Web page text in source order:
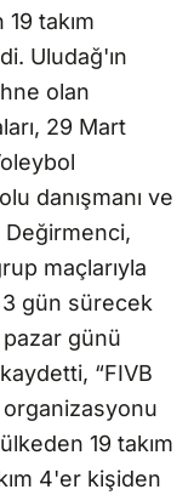
takım
Uludağ'ın
olan
29 Mart
danışmanı ve
maçlarıyla
3 gün sürecek
pazar günü
“FIVB
organizasyonu
19 takım
4'er kişiden